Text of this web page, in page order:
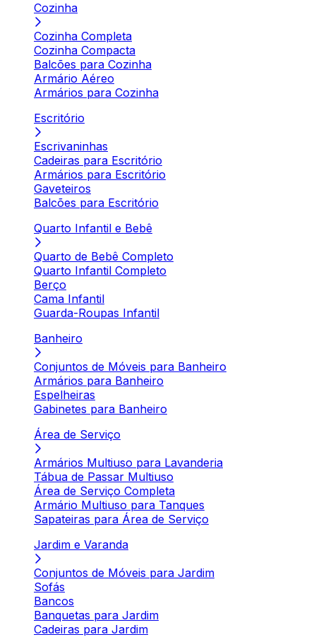
Cozinha
Cozinha Completa
Cozinha Compacta
Balcões para Cozinha
Armário Aéreo
Armários para Cozinha
Escritório
Escrivaninhas
Cadeiras para Escritório
Armários para Escritório
Gaveteiros
Balcões para Escritório
Quarto Infantil e Bebê
Quarto de Bebê Completo
Quarto Infantil Completo
Berço
Cama Infantil
Guarda-Roupas Infantil
Banheiro
Conjuntos de Móveis para Banheiro
Armários para Banheiro
Espelheiras
Gabinetes para Banheiro
Área de Serviço
Armários Multiuso para Lavanderia
Tábua de Passar Multiuso
Área de Serviço Completa
Armário Multiuso para Tanques
Sapateiras para Área de Serviço
Jardim e Varanda
Conjuntos de Móveis para Jardim
Sofás
Bancos
Banquetas para Jardim
Cadeiras para Jardim